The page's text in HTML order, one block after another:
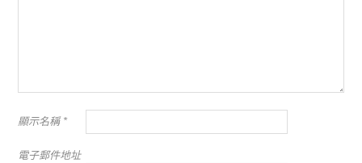
顯示名稱 *
電子郵件地址